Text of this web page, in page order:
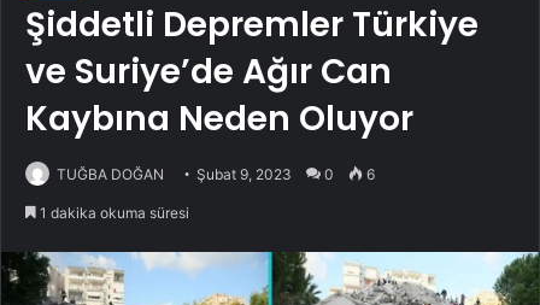
Şiddetli Depremler Türkiye
ve Suriye’de Ağır Can
Kaybına Neden Oluyor
TUĞBA DOĞAN Şubat 9, 2023 0 6
1 dakika okuma süresi